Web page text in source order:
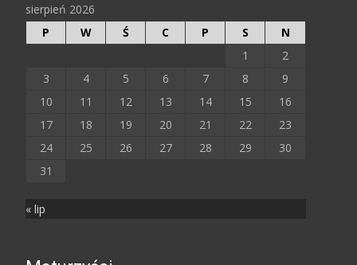
sierpień 2026
P
W Ś C P S
N
1
2
3
4 5 6 7 8
9
10
11 12 13 14 15
16
17
18 19 20 21 22
23
24
25 26 27 28 29
30
31
« lip